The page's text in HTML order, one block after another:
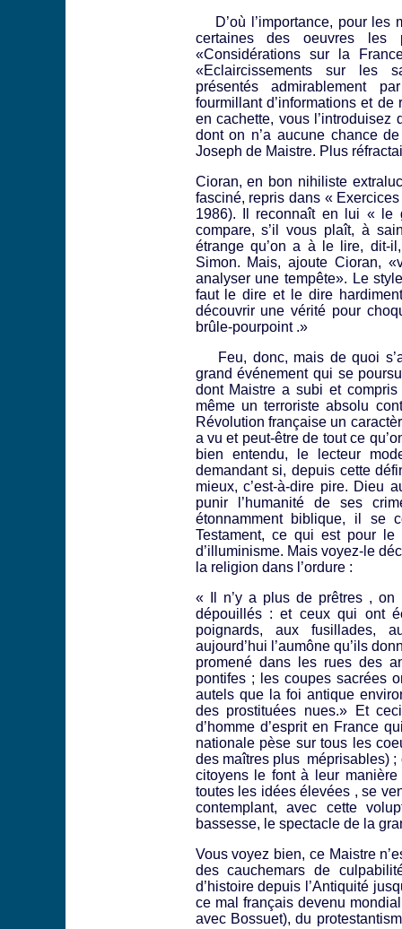
D’où l’importance, pour les
certaines des oeuvres les
«Considérations sur la
«Eclaircissements sur les
présentés admirablement
fourmillant d’informations et
en cachette, vous l’introduisez
dont on n’a aucune chance
Joseph de Maistre. Plus
Cioran, en bon nihiliste
fasciné, repris dans «
1986). Il reconnaît en lui «
compare, s’il vous plaît, à
étrange qu’on a à le lire, dit-
Simon. Mais, ajoute Cioran,
analyser une tempête». Le
faut le dire et le dire
découvrir une vérité pour
brûle-pourpoint .»
Feu, donc, mais de quoi
grand événement qui se
dont Maistre a subi et
même un terroriste absolu
Révolution française un
a vu et peut-être de tout ce
bien entendu, le lecteur
demandant si, depuis cette
mieux, c’est-à-dire pire. Dieu
punir l’humanité de ses
étonnamment biblique, il se
Testament, ce qui est pour le
d’illuminisme. Mais voyez-le
la religion dans l’ordure :
« Il n’y a plus de prêtres ,
dépouillés : et ceux qui ont
poignards, aux fusillades,
aujourd’hui l’aumône qu’ils
promené dans les rues des
pontifes ; les coupes sacrées
autels que la foi antique
des prostituées nues.» Et
d’homme d’esprit en France
nationale pèse sur tous les
des maîtres plus méprisables)
citoyens le font à leur
toutes les idées élevées , se
contemplant, avec cette
bassesse, le spectacle de la
Vous voyez bien, ce Maistre
des cauchemars de
d’histoire depuis l’Antiquité
ce mal français devenu
avec Bossuet), du